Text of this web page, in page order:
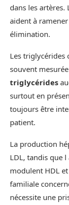
dans les artères.
aident à
élimination.
Les triglycérides
souvent
triglycérides
surtout en
toujours être
patient.
La production
LDL, tandis que
modulent HDL
familiale
nécessite une